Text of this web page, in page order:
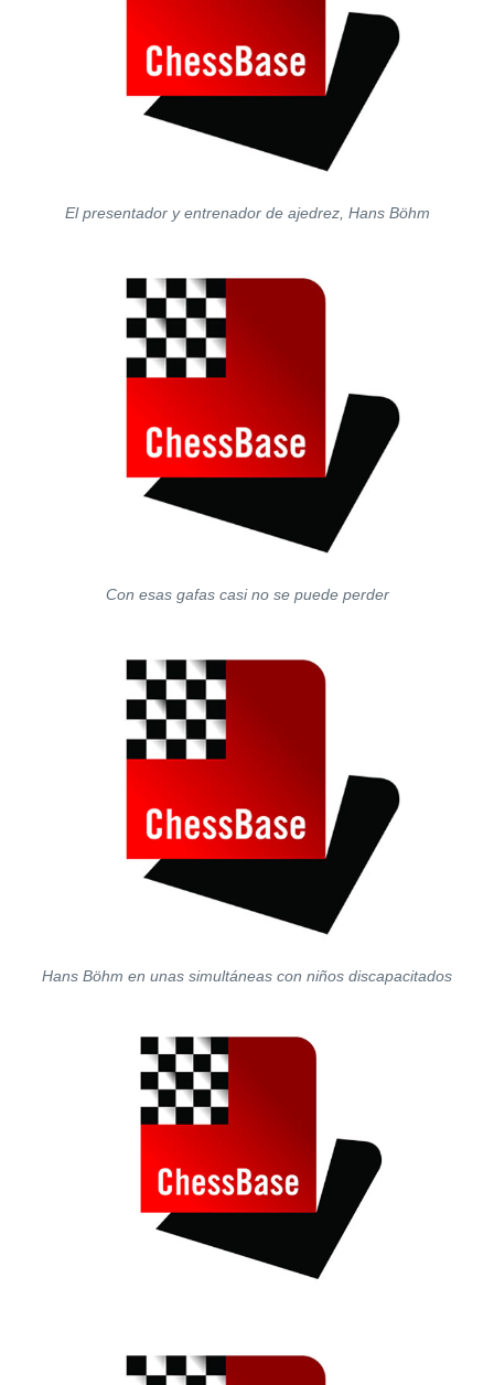
El presentador y entrenador de ajedrez, Hans Böhm
Con esas gafas casi no se puede perder
Hans Böhm en unas simultáneas con niños discapacitados